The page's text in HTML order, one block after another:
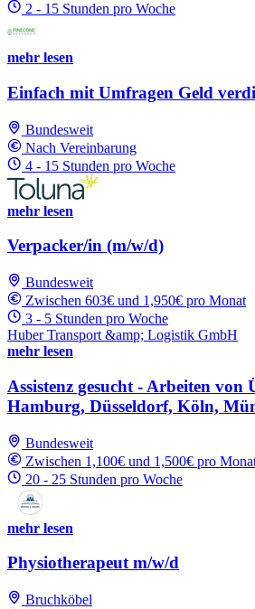
2 - 15 Stunden pro Woche
mehr lesen
Einfach mit Umfragen Geld
Bundesweit
Nach Vereinbarung
4 - 15 Stunden pro Woche
mehr lesen
Verpacker/in (m/w/d)
Bundesweit
Zwischen 603€ und 1,950€ pro Monat
3 - 5 Stunden pro Woche
Huber Transport &amp; Logistik GmbH
mehr lesen
Assistenz gesucht - Arbeiten
Hamburg, Düsseldorf, Köln,
Bundesweit
Zwischen 1,100€ und 1,500€ pro
20 - 25 Stunden pro Woche
mehr lesen
Physiotherapeut m/w/d
Bruchköbel